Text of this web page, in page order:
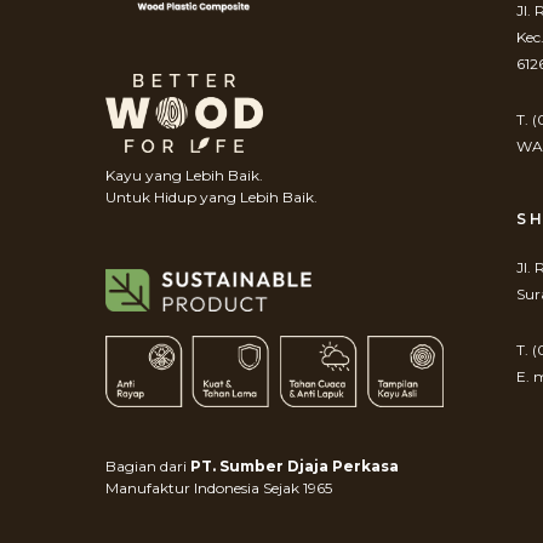
Kayu yang Lebih Baik.
Untuk Hidup yang Lebih Baik.
Bagian dari PT. Sumber Djaja Perkasa
Manufaktur Indonesia Sejak 1965
Jl.
T.
Jl.
T.
E.